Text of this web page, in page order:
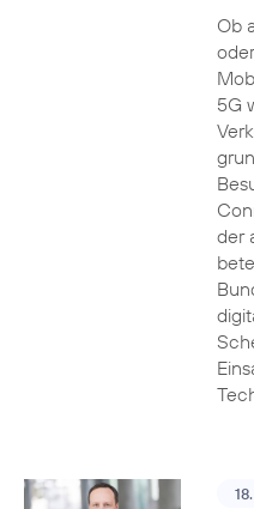
Ob
5G
der